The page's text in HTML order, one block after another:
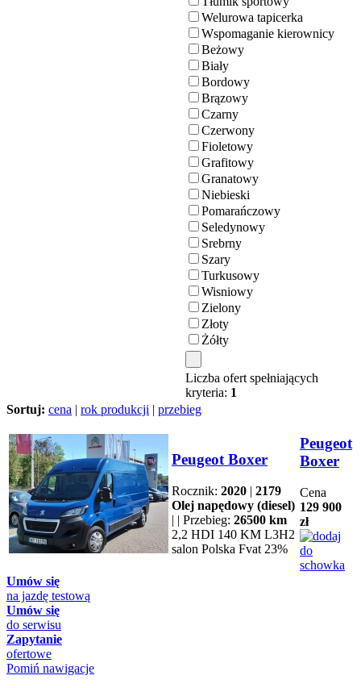
Welurowa tapicerka
Wspomaganie kierownicy
Beżowy
Biały
Bordowy
Brązowy
Czarny
Czerwony
Fioletowy
Grafitowy
Granatowy
Niebieski
Pomarańczowy
Seledynowy
Srebrny
Szary
Turkusowy
Wisniowy
Zielony
Złoty
Żółty
Liczba ofert spełniających
kryteria: 1
Sortuj: cena | rok produkcji | przebieg
Peugeot Boxer
Rocznik: 2020 | 2179
Olej napędowy (diesel)
| | Przebieg: 26500 km
2,2 HDI 140 KM L3H2
salon Polska Fvat 23%
Peugeot
Boxer
Cena
129 900
zł
Umów się
na jazdę testową
Umów się
do serwisu
Zapytanie
ofertowe
Pomiń nawigacje